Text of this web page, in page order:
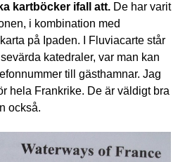
kartböcker ifall att. De har varit
i kombination med
på Ipaden. I Fluviacarte står
katedraler, var man kan
till gästhamnar. Jag
hela Frankrike. De är väldigt bra
också.